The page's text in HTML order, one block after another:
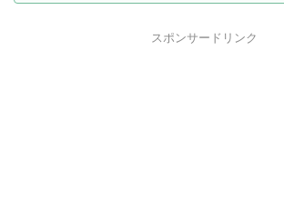
スポンサードリンク